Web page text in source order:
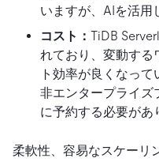
いますが、AIを活用
コスト： TiDB
れており、変動する
ト効率が良くなって
非エンタープライズ
に予約する必要があ
柔軟性、容易なスケーリ